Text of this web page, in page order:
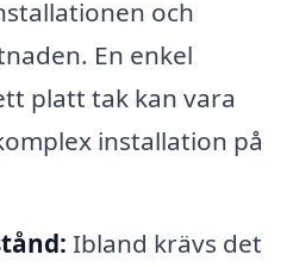
och
En enkel
platt tak kan vara
installation på
Ibland krävs det